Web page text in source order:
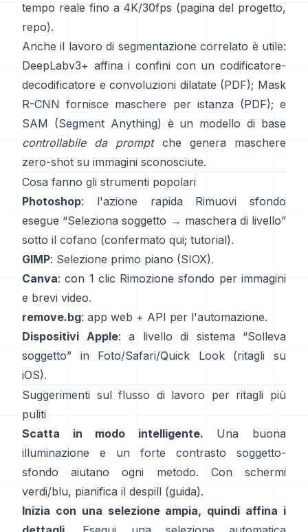
tempo reale fino a 4K/30fps (pagina del progetto,
repo).
Anche il lavoro di segmentazione correlato è utile:
DeepLabv3+ affina i confini con un codificatore-
decodificatore e convoluzioni dilatate (PDF); Mask
R-CNN fornisce maschere per istanza (PDF); e
SAM (Segment Anything) è un modello di base
controllabile da promptche genera maschere
zero-shot su immagini sconosciute.
Cosa fanno gli strumenti popolari
Photoshop: l'azione rapida Rimuovi sfondo
esegue “Seleziona soggetto → maschera di livello”
sotto il cofano (confermato qui; tutorial).
GIMP: Selezione primo piano (SIOX).
Canva: con 1 clic Rimozione sfondo per immagini
e brevi video.
remove.bg: app web + API per l'automazione.
Dispositivi Apple: a livello di sistema “Solleva
soggetto” in Foto/Safari/Quick Look (ritagli su
iOS).
Suggerimenti sul flusso di lavoro per ritagli più
puliti
Scatta in modo intelligente. Una buona
illuminazione e un forte contrasto soggetto-
sfondo aiutano ogni metodo. Con schermi
verdi/blu, pianifica il despill (guida).
Inizia con una selezione ampia, quindi affina i